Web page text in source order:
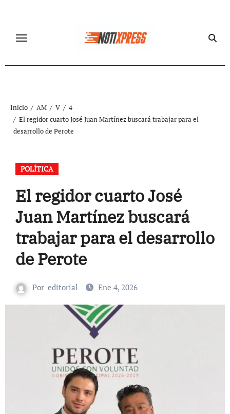
contenido
Inicio AM V
4
El regidor cuarto José Juan Martínez buscará trabajar para el
desarrollo de Perote
POLÍTICA
El regidor cuarto José
Juan Martínez buscará
trabajar para el desarrollo
de Perote
Por editorial Ene 4, 2026